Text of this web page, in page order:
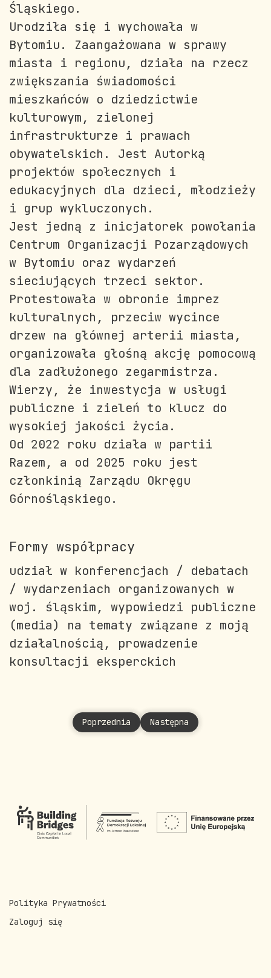
Śląskiego.
Urodziła się i wychowała w
Bytomiu. Zaangażowana w sprawy
miasta i regionu, działa na rzecz
zwiększania świadomości
mieszkańców o dziedzictwie
kulturowym, zielonej
infrastrukturze i prawach
obywatelskich. Jest Autorką
projektów społecznych i
edukacyjnych dla dzieci, młodzieży
i grup wykluczonych.
Jest jedną z inicjatorek powołania
Centrum Organizacji Pozarządowych
w Bytomiu oraz wydarzeń
sieciujących trzeci sektor.
Protestowała w obronie imprez
kulturalnych, przeciw wycince
drzew na głównej arterii miasta,
organizowała głośną akcję pomocową
dla zadłużonego zegarmistrza.
Wierzy, że inwestycja w usługi
publiczne i zieleń to klucz do
wysokiej jakości życia.
Od 2022 roku działa w partii
Razem, a od 2025 roku jest
członkinią Zarządu Okręgu
Górnośląskiego.
Formy współpracy
udział w konferencjach / debatach
/ wydarzeniach organizowanych w
woj. śląskim, wypowiedzi publiczne
(media) na tematy związane z moją
działalnością, prowadzenie
konsultacji eksperckich
Poprzednia strona: Surma Joanna
Poprzednia Następna strona:
Następna
Polityka Prywatności
Zaloguj się